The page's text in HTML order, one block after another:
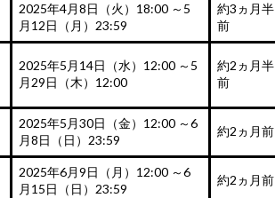
2025年4月8日（火）18:00 ～5
月12日（月）23:59
約3ヵ月半
前
2025年5月14日（水）12:00 ～5
月29日（木）12:00
約2ヵ月半
前
2025年5月30日（金）12:00 ～6
月8日（日）23:59
約2ヵ月前
2025年6月9日（月）12:00 ～6
月15日（日）23:59
約2ヵ月前